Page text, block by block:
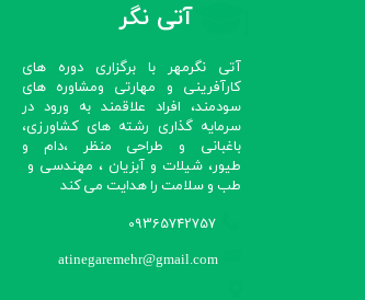
آتی نگر
آتی نگرمهر با برگزاری دوره های
کارآفرینی و مهارتی ومشاوره های
سودمند، افراد علاقمند به ورود در
سرمایه گذاری رشته های کشاورزی،
باغبانی و طراحی منظر ،دام و
طیور، شیلات و آبزیان ، مهندسی و
طب و سلامت را هدایت می کند​​​​​​​
09365742757
atinegaremehr@gmail.com